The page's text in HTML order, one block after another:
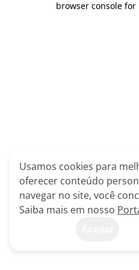
browser console
Usamos cookies para
oferecer conteúdo
navegar no site, você
Saiba mais em nosso